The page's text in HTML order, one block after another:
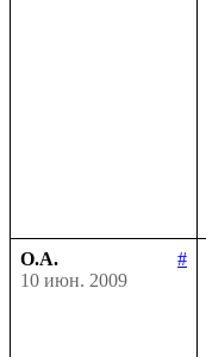
О.А.
#
10 июн. 2009